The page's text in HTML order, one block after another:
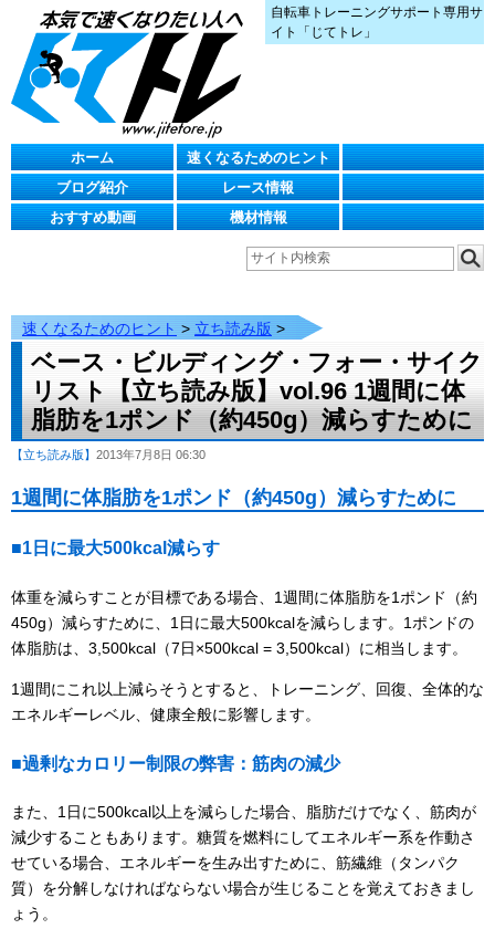
自転車トレーニングサポート専用サ
イト「じてトレ」
ホーム
速くなるためのヒント
ブログ紹介
レース情報
おすすめ動画
機材情報
速くなるためのヒント > 立ち読み版 >
ベース・ビルディング・フォー・サイク
リスト【立ち読み版】vol.96 1週間に体
脂肪を1ポンド（約450g）減らすために
【立ち読み版】 2013年7月8日 06:30
1週間に体脂肪を1ポンド（約450g）減らすために
■1日に最大500kcal減らす
体重を減らすことが目標である場合、1週間に体脂肪を1ポンド（約
450g）減らすために、1日に最大500kcalを減らします。1ポンドの
体脂肪は、3,500kcal（7日×500kcal = 3,500kcal）に相当します。
1週間にこれ以上減らそうとすると、トレーニング、回復、全体的な
エネルギーレベル、健康全般に影響します。
■過剰なカロリー制限の弊害：筋肉の減少
また、1日に500kcal以上を減らした場合、脂肪だけでなく、筋肉が
減少することもあります。糖質を燃料にしてエネルギー系を作動さ
せている場合、エネルギーを生み出すために、筋繊維（タンパク
質）を分解しなければならない場合が生じることを覚えておきまし
ょう。